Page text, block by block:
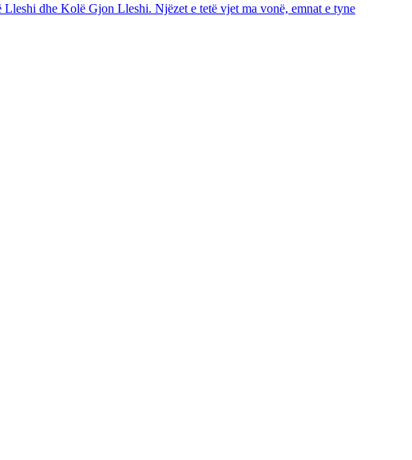
dhe Kolë Gjon Lleshi. Njëzet e tetë vjet ma vonë, emnat e tyne